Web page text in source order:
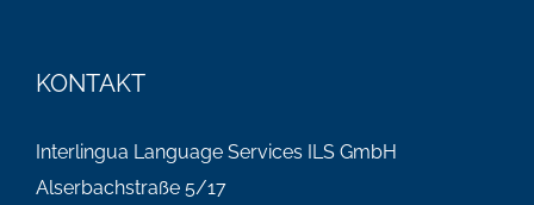
KONTAKT
Interlingua Language Services ILS GmbH
Alserbachstraße 5/17